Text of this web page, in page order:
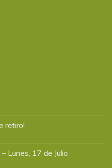
retiro!
Lunes, 17 de Julio